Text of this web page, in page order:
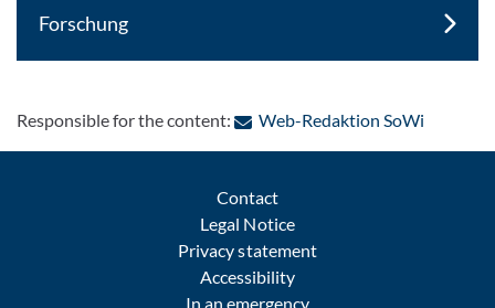
Forschung
Responsible for the content: Web-Redaktion SoWi:
Contact
Legal Notice
Privacy statement
Accessibility
In an emergency